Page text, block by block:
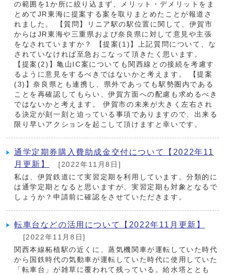
の範囲を1か所に絞り込まず、メリット・デメリットをま
とめてJR東海に提案する案を取りまとめたことが報道さ
れました。 【質問】リニア駅の駅位置に関して、伊賀市
からはJR東海や三重県および奈良県に対して意見や主張
をなされていますか？ 【提案(1)】上記質問について、な
されていなければ至急おこなって頂きたく思います。
【提案(2)】亀山IC案についても関西線との接続を考慮す
るように意見をするべきではないかと考えます。 【提案
(3)】奈良県とも連携し、県外であっても駅勢圏内である
ことを再確認してもらい、伊賀方面への配慮も求めるべき
ではないかと考えます。 伊賀市の未来が大きく左右され
る決定が刻一刻と迫っている事項でありますので、出来る
限り早いアクションを起こして頂けますと幸いです。
通学定期券購入費助成金交付について【2022年11
月更新】
[2022年11月8日]
私は、伊賀鉄道にて実習定期を利用しています。分類的に
は通学定期となると思いますが、実習定期も対象となるで
しょうか？申請前に確認をさせていただきます。
転車台などの活用について【2022年11月更新】
[2022年11月8日]
関西本線柘植駅の近くに、蒸気機関車が運転していた時代
から国鉄時代の気動車が運転していた時代に使用していた
「転車台」が雑草に覆われて残っている。給水塔ととも